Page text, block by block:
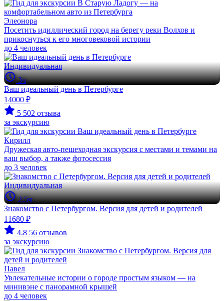
Элеонора
Посетить идиллический город на берегу реки Волхов и
прикоснуться к его многовековой истории
до 4 человек
Индивидуальная
3ч
Ваш идеальный день в Петербурге
14000 ₽
5 502 отзыва
за экскурсию
Кирилл
Дружеская авто-пешеходная экскурсия с местами и темами на
ваш выбор, а также фотосессия
до 3 человек
Индивидуальная
2.5ч
Знакомство с Петербургом. Версия для детей и родителей
11680 ₽
4.8 56 отзывов
за экскурсию
Павел
Увлекательные истории о городе простым языком — на
минивэне с панорамной крышей
до 4 человек